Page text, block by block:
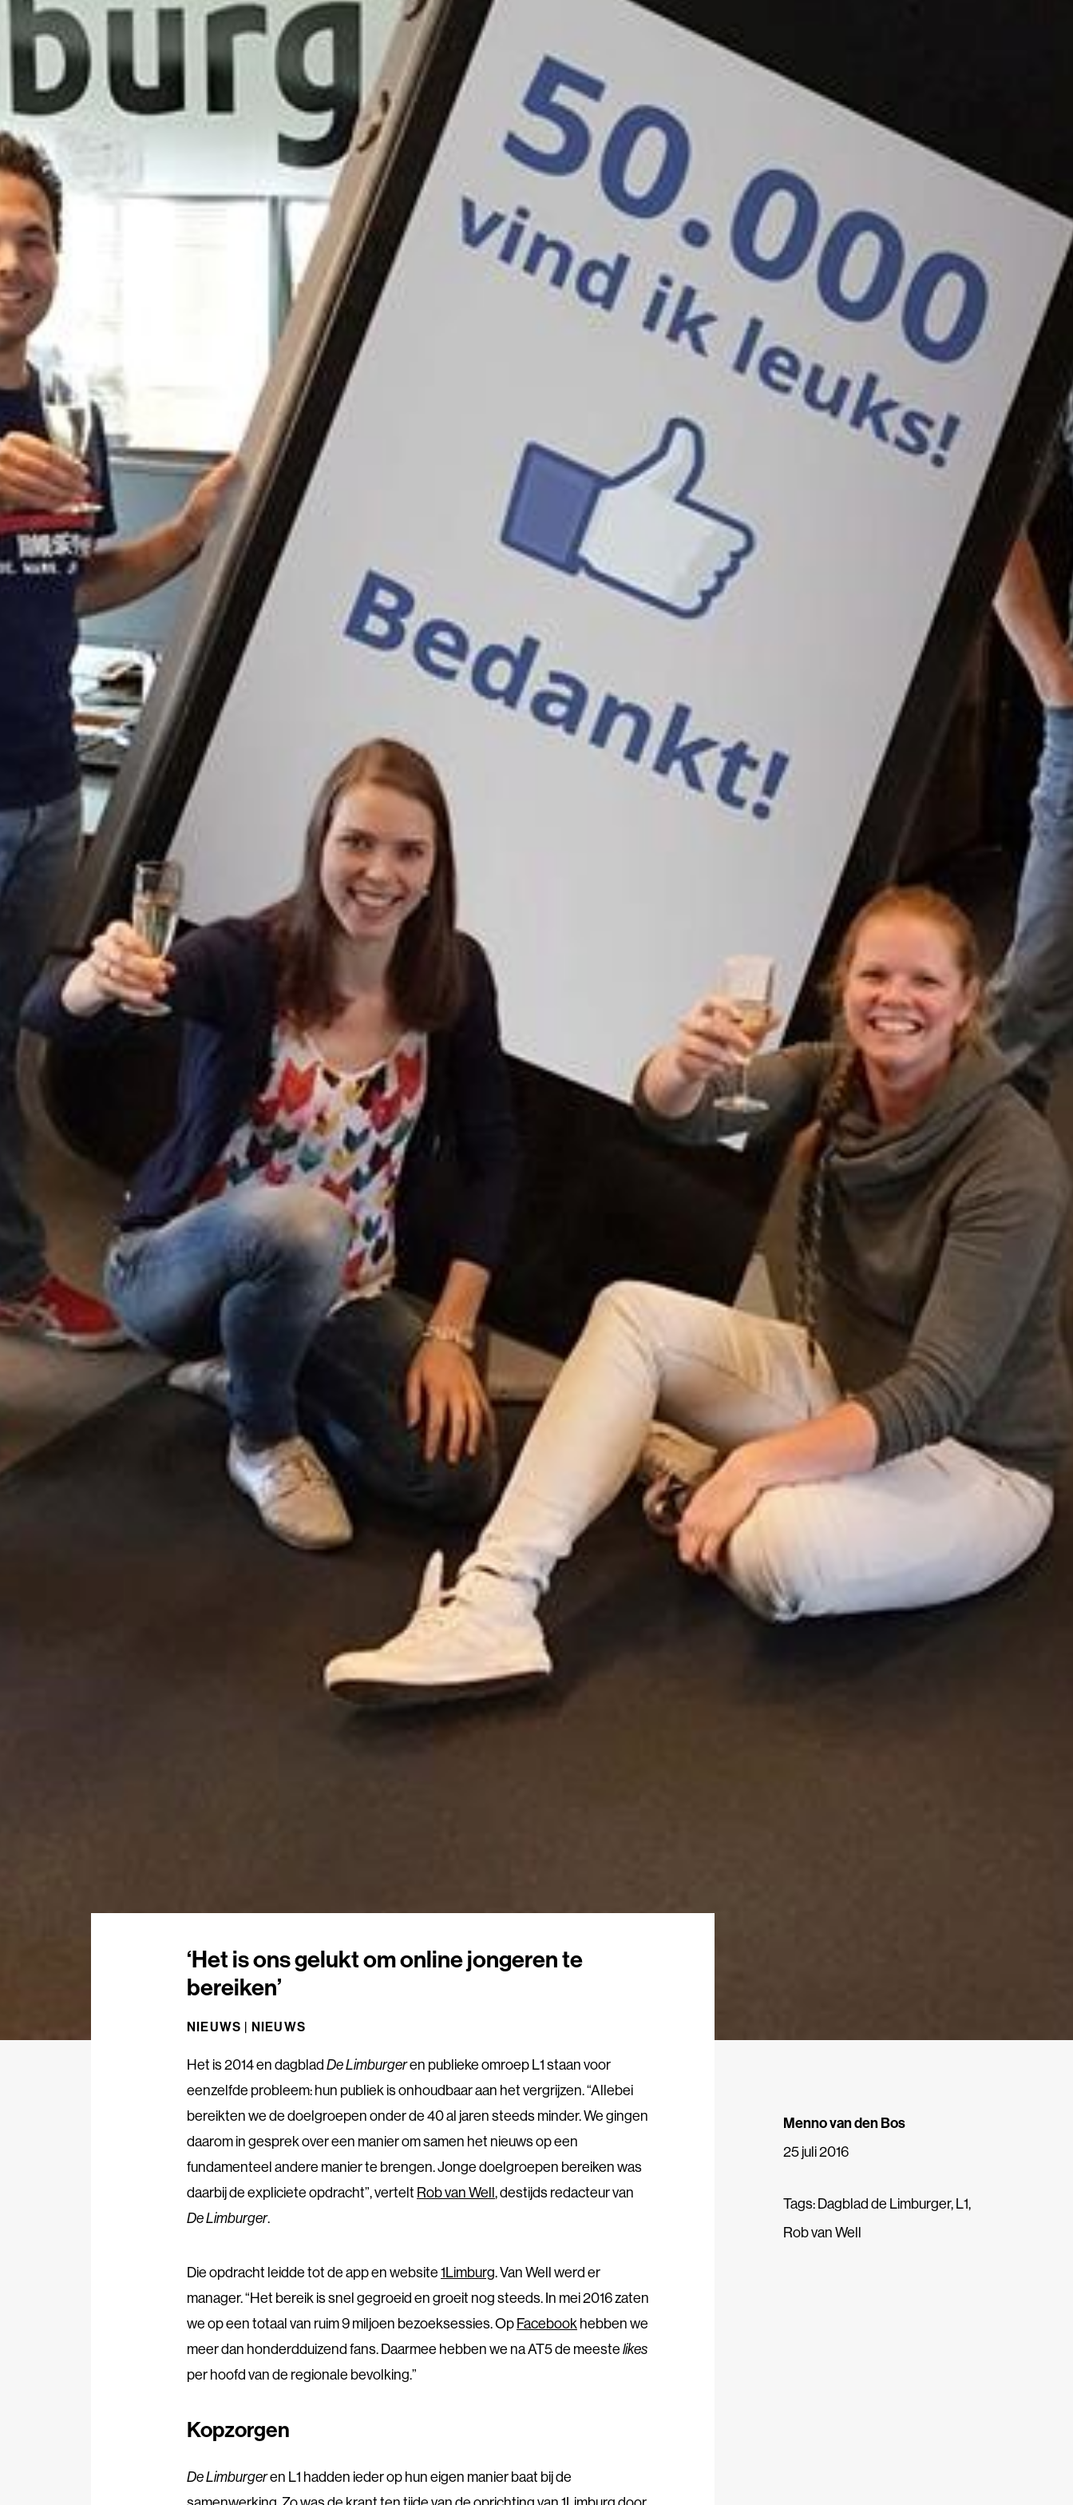
‘Het is ons gelukt om online jongeren te
bereiken’
NIEUWS | NIEUWS
Het is 2014 en dagbladDe Limburgeren publieke omroep L1 staan voor
eenzelfde probleem: hun publiek is onhoudbaar aan het vergrijzen. “Allebei
bereikten we de doelgroepen onder de 40 al jaren steeds minder. We gingen
daarom in gesprek over een manier om samen het nieuws op een
fundamenteel andere manier te brengen. Jonge doelgroepen bereiken was
daarbij de expliciete opdracht”, vertelt Rob van Well, destijds redacteur van
De Limburger.
Die opdracht leidde tot de app en website1Limburg. Van Well werd er
manager. “Het bereik is snel gegroeid en groeit nog steeds. In mei 2016 zaten
we op een totaal van ruim 9 miljoen bezoeksessies. OpFacebookhebben we
meer dan honderdduizend fans. Daarmee hebben we na AT5 de meestelikes
per hoofd van de regionale bevolking.”
Kopzorgen
De Limburgeren L1 hadden ieder op hun eigen manier baat bij de
Menno van den Bos
25 juli 2016
Tags:Dagblad de Limburger,L1,
Rob van Well